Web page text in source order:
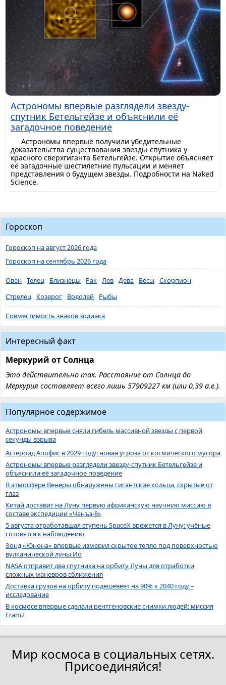
Астрономы впервые разглядели звезду-
спутник Бетельгейзе и объяснили её
загадочное поведение
Астрономы впервые получили убедительные
доказательства существования звезды-спутника у
красного сверхгиганта Бетельгейзе. Открытие объясняет
её загадочные шестилетние пульсации и меняет
представления о будущем звезды. Подробности на Naked
Science.
Гороскоп
Гороскоп на август 2026 года
Гороскоп на сентябрь 2026 года
Овен Телец Близнецы Рак Лев Дева Весы
Скорпион
Стрелец
Козерог Водолей Рыбы
Совместимость знаков зодиака
Интересный факт
Меркурий от Солнца
Это действительно так. Расстояние от Солнца до
Меркурия составляет всего лишь 57909227 км (или 0,39 а.е.).
Популярное содержимое
Астрономы впервые сняли гибель массивной звезды с первой
секунды взрыва
Астероид Апофис в 2029 году: новая угроза от космического мусора
Астрономы впервые разглядели звезду-спутник Бетельгейзе и
объяснили её загадочное поведение
В атмосфере Венеры обнаружены гигантские кольца, скрытые от
глаз
Китай доставит на Луну первую африканскую научную миссию в
составе экспедиции «Чанъэ-8»
5 августа отработавшая ступень SpaceX врежется в Луну: учёные
готовятся к наблюдению
Зонд «Юнона» впервые измерил скрытое тепло под поверхностью
вулканической луны Ио
NASA отправит два спутника на орбиту Луны для отработки
сложных маневров сближения
Доставка грузов на орбиту подешевеет на 90% к 2040 году –
исследование
В космосе впервые сделали рентгеновские снимки людей: миссия
Fram2
Мир космоса в социальных сетях.
Присоединяйся!